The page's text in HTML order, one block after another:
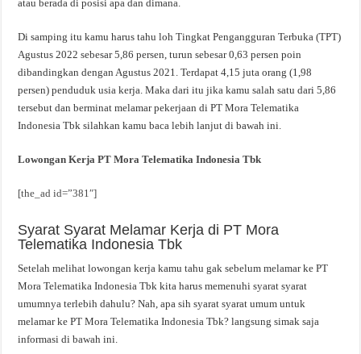
atau berada di posisi apa dan dimana.
Di samping itu kamu harus tahu loh Tingkat Pengangguran Terbuka (TPT)
Agustus 2022 sebesar 5,86 persen, turun sebesar 0,63 persen poin
dibandingkan dengan Agustus 2021. Terdapat 4,15 juta orang (1,98
persen) penduduk usia kerja. Maka dari itu jika kamu salah satu dari 5,86
tersebut dan berminat melamar pekerjaan di PT Mora Telematika
Indonesia Tbk silahkan kamu baca lebih lanjut di bawah ini.
Lowongan Kerja PT Mora Telematika Indonesia Tbk
[the_ad id=”381″]
Syarat Syarat Melamar Kerja di PT Mora
Telematika Indonesia Tbk
Setelah melihat lowongan kerja kamu tahu gak sebelum melamar ke PT
Mora Telematika Indonesia Tbk kita harus memenuhi syarat syarat
umumnya terlebih dahulu? Nah, apa sih syarat syarat umum untuk
melamar ke PT Mora Telematika Indonesia Tbk? langsung simak saja
informasi di bawah ini.